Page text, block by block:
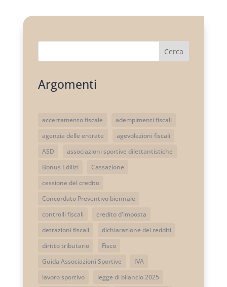
Cerca
Argomenti
accertamento fiscale
adempimenti fiscali
agenzia delle entrate
agevolazioni fiscali
ASD
associazioni sportive dilettantistiche
Bonus Edilizi
Cassazione
cessione del credito
Concordato Preventivo biennale
controlli fiscali
credito d'imposta
detrazioni fiscali
dichiarazione dei redditi
diritto tributario
Fisco
Guida Associazioni Sportive
IVA
lavoro sportivo
legge di bilancio 2025